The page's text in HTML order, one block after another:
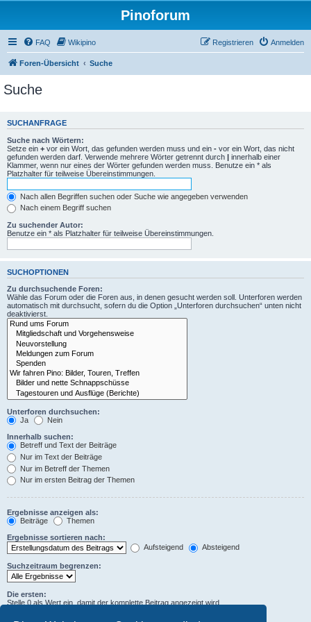
Pinoforum
FAQ Wikipino Anmelden
Registrieren
Foren-Übersicht Suche
Suche
SUCHANFRAGE
Suche nach Wörtern:
Setze ein + vor ein Wort, das gefunden werden muss und ein - vor ein Wort, das nicht
gefunden werden darf. Verwende mehrere Wörter getrennt durch | innerhalb einer
Klammer, wenn nur eines der Wörter gefunden werden muss. Benutze ein * als
Platzhalter für teilweise Übereinstimmungen.
Nach allen Begriffen suchen oder Suche wie angegeben verwenden
Nach einem Begriff suchen
Zu suchender Autor:
Benutze ein * als Platzhalter für teilweise Übereinstimmungen.
SUCHOPTIONEN
Zu durchsuchende Foren:
Wähle das Forum oder die Foren aus, in denen gesucht werden soll. Unterforen werden
automatisch mit durchsucht, sofern du die Option „Unterforen durchsuchen“ unten nicht
deaktivierst.
Unterforen durchsuchen:
Ja
Nein
Innerhalb suchen:
Betreff und Text der Beiträge
Nur im Text der Beiträge
Nur im Betreff der Themen
Nur im ersten Beitrag der Themen
Ergebnisse anzeigen als:
Beiträge
Themen
Ergebnisse sortieren nach:
Aufsteigend
Absteigend
Suchzeitraum begrenzen:
Die ersten:
Stelle 0 als Wert ein, damit der komplette Beitrag angezeigt wird.